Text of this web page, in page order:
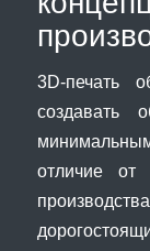
3D-печать
создавать
отличие от